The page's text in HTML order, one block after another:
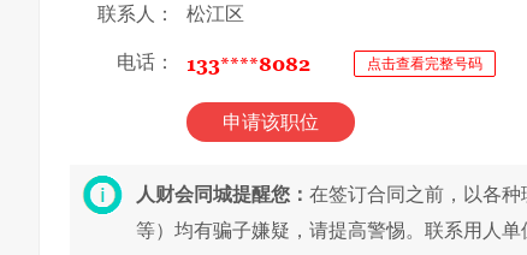
联系人： 松江区
电话： 点击查看完整号码
申请该职位
人财会同城提醒您： 在签订合同之前，以各
等）均有骗子嫌疑，请提高警惕。联系用人